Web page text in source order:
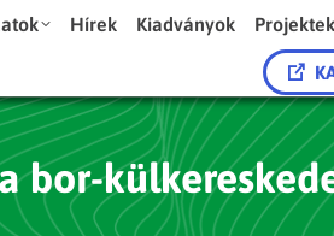
Hírek Kiadványok Projektek
bor-